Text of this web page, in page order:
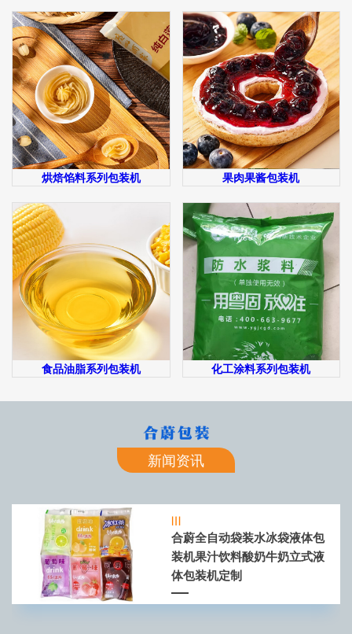
烘焙馅料系列包装机 果肉果酱包装机
食品油脂系列包装机 化工涂料系列包装机
新闻资讯
合蔚全自动袋装水冰袋液体包
装机果汁饮料酸奶牛奶立式液
体包装机定制